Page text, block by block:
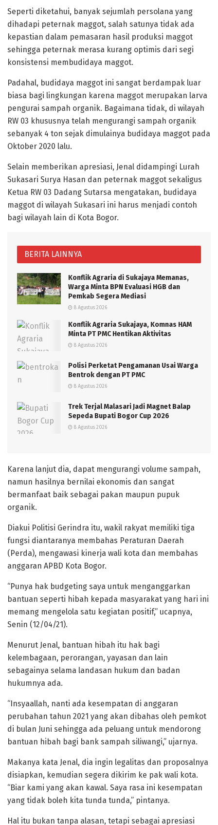
Seperti diketahui, banyak sejumlah persolana yang
dihadapi peternak maggot, salah satunya tidak ada
kepastian dalam pemasaran hasil produksi maggot
sehingga peternak merasa kurang optimis dari segi
konsistensi membudidaya maggot.
Padahal, budidaya maggot ini sangat berdampak luar
biasa bagi lingkungan karena maggot merupakan larva
pengurai sampah organik. Bagaimana tidak, di wilayah
RW 03 khususnya telah mengurangi sampah organik
sebanyak 4 ton sejak dimulainya budidaya maggot pada
Oktober 2020 lalu.
Selain memberikan apresiasi, Jenal didampingi Lurah
Sukasari Surya Hasan dan peternak maggot sekaligus
Ketua RW 03 Dadang Sutarsa mengatakan, budidaya
maggot di wilayah Sukasari ini harus menjadi contoh
bagi wilayah lain di Kota Bogor.
BERITA LAINNYA
Konflik Agraria di Sukajaya Memanas,
Warga Minta BPN Evaluasi HGB dan
Pemkab Segera Mediasi
8 Agustus 2026
Konflik Agraria Sukajaya, Komnas HAM
Minta PT PMC Hentikan Aktivitas
8 Agustus 2026
Polisi Perketat Pengamanan Usai Warga
Bentrok dengan PT PMC
8 Agustus 2026
Trek Terjal Malasari Jadi Magnet Balap
Sepeda Bupati Bogor Cup 2026
8 Agustus 2026
Karena lanjut dia, dapat mengurangi volume sampah,
namun hasilnya bernilai ekonomis dan sangat
bermanfaat baik sebagai pakan maupun pupuk
organik.
Diakui Politisi Gerindra itu, wakil rakyat memiliki tiga
fungsi diantaranya membahas Peraturan Daerah
(Perda), mengawasi kinerja wali kota dan membahas
anggaran APBD Kota Bogor.
“Punya hak budgeting saya untuk menganggarkan
bantuan seperti hibah kepada masyarakat yang hari ini
memang mengelola satu kegiatan positif,” ucapnya,
Senin (12/04/21).
Menurut Jenal, bantuan hibah itu hak bagi
kelembagaan, perorangan, yayasan dan lain
sebagainya selama landasan hukum dan badan
hukumnya ada.
“Insyaallah, nanti ada kesempatan di anggaran
perubahan tahun 2021 yang akan dibahas oleh pemkot
di bulan Juni sehingga ada peluang untuk mendorong
bantuan hibah bagi bank sampah siliwangi,” ujarnya.
Makanya kata Jenal, dia ingin legalitas dan proposalnya
disiapkan, kemudian segera dikirim ke pak wali kota.
“Biar kami yang akan kawal. Saya rasa ini kesempatan
yang tidak boleh kita tunda tunda,” pintanya.
Hal itu bukan tanpa alasan, tetapi sebagai apresiasi